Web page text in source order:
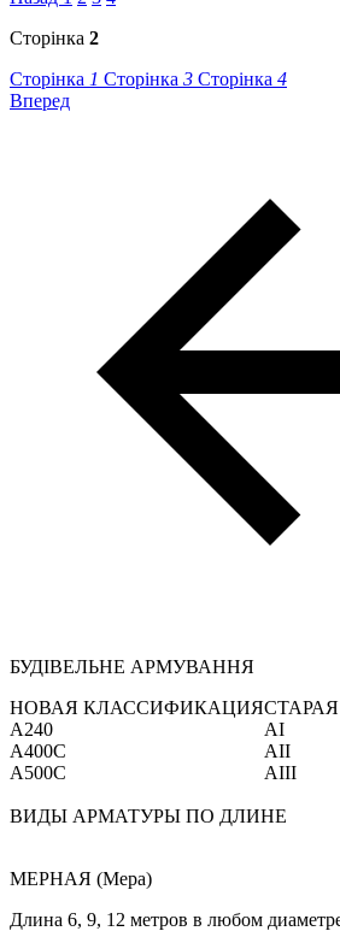
Сторінка 2
Сторінка 1 Сторінка 3 Сторінка 4
Вперед
БУДІВЕЛЬНЕ АРМУВАННЯ
НОВАЯ КЛАССИФИКАЦИЯ
А240
AI
А400С
AII
А500С
AIII
ВИДЫ АРМАТУРЫ ПО ДЛИНЕ
МЕРНАЯ (Мера)
Длина 6, 9, 12 метров в любом